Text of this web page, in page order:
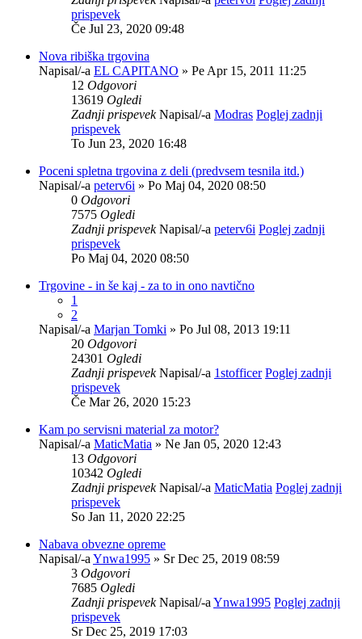
prispevek
Če Jul 23, 2020 09:48
Nova ribiška trgovina
Napisal/-a EL CAPITANO » Pe Apr 15, 2011 11:25
12 Odgovori
13619 Ogledi
Zadnji prispevekNapisal/-a Modras Poglej zadnji
prispevek
To Jun 23, 2020 16:48
Poceni spletna trgovina z deli (predvsem tesnila itd.)
Napisal/-a peterv6i » Po Maj 04, 2020 08:50
0 Odgovori
7575 Ogledi
Zadnji prispevekNapisal/-a peterv6i Poglej zadnji
prispevek
Po Maj 04, 2020 08:50
Trgovine - in še kaj - za to in ono navtično
1
2
Napisal/-a Marjan Tomki » Po Jul 08, 2013 19:11
20 Odgovori
24301 Ogledi
Zadnji prispevekNapisal/-a 1stofficer Poglej zadnji
prispevek
Če Mar 26, 2020 15:23
Kam po servisni material za motor?
Napisal/-a MaticMatia » Ne Jan 05, 2020 12:43
13 Odgovori
10342 Ogledi
Zadnji prispevekNapisal/-a MaticMatia Poglej zadnji
prispevek
So Jan 11, 2020 22:25
Nabava obvezne opreme
Napisal/-a Ynwa1995 » Sr Dec 25, 2019 08:59
3 Odgovori
7685 Ogledi
Zadnji prispevekNapisal/-a Ynwa1995 Poglej zadnji
prispevek
Sr Dec 25, 2019 17:03